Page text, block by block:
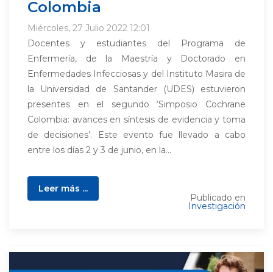
Colombia
Miércoles, 27 Julio 2022 12:01
Docentes y estudiantes del Programa de
Enfermería, de la Maestría y Doctorado en
Enfermedades Infecciosas y del Instituto Masira de
la Universidad de Santander (UDES) estuvieron
presentes en el segundo ‘Simposio Cochrane
Colombia: avances en síntesis de evidencia y toma
de decisiones’. Este evento fue llevado a cabo
entre los días 2 y 3 de junio, en la...
Leer más ...
Publicado en
Investigación